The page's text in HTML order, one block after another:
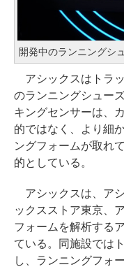
開発中のランニングシ
アシックスはトラ
のランニングシュー
キングセンサーは、
的ではなく、より細
ングフォームが取れ
的としている。
アシックスは、ア
ックスストア東京、
フォームを解析する
ている。同施設では
し、ランニングフォ